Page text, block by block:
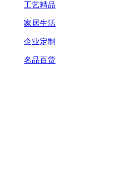
工艺精品
家居生活
企业定制
名品百货